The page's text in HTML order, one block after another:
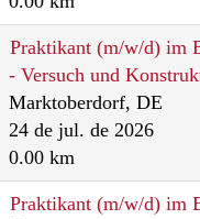
Praktikant (m/w/d) im
- Versuch und
Marktoberdorf, DE
24 de jul. de 2026
0.00 km
Praktikant (m/w/d) im